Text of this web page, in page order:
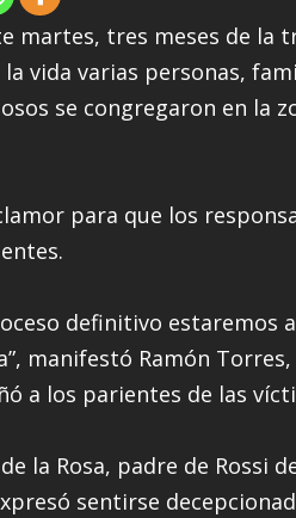
martes, tres meses de la
vida varias personas,
se congregaron en la
para que los
definitivo estaremos
manifestó Ramón
a los parientes de las
la Rosa, padre de Rossi
sentirse